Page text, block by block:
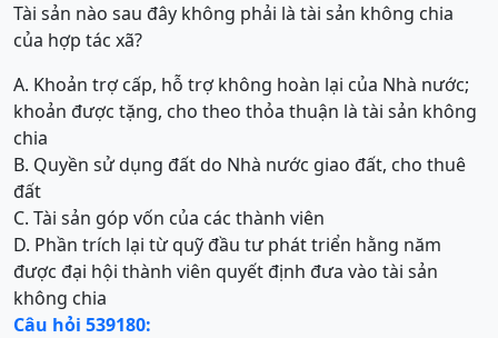
Tài sản nào sau đây không phải là tài sản không chia
của hợp tác xã?
A. Khoản trợ cấp, hỗ trợ không hoàn lại của Nhà nước;
khoản được tặng, cho theo thỏa thuận là tài sản không
chia
B. Quyền sử dụng đất do Nhà nước giao đất, cho thuê
đất
C. Tài sản góp vốn của các thành viên
D. Phần trích lại từ quỹ đầu tư phát triển hằng năm
được đại hội thành viên quyết định đưa vào tài sản
không chia
Câu hỏi 539180: